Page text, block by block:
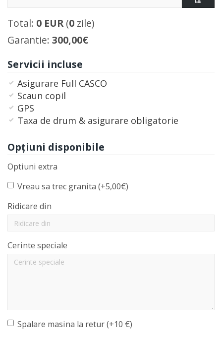
Total: 0 EUR(0 zile)
Garantie: 300,00€
Servicii incluse
Asigurare Full CASCO
Scaun copil
GPS
Taxa de drum & asigurare obligatorie
Opţiuni disponibile
Optiuni extra
Vreau sa trec granita (+5,00€)
Ridicare din
Cerinte speciale
Spalare masina la retur (+10 €)